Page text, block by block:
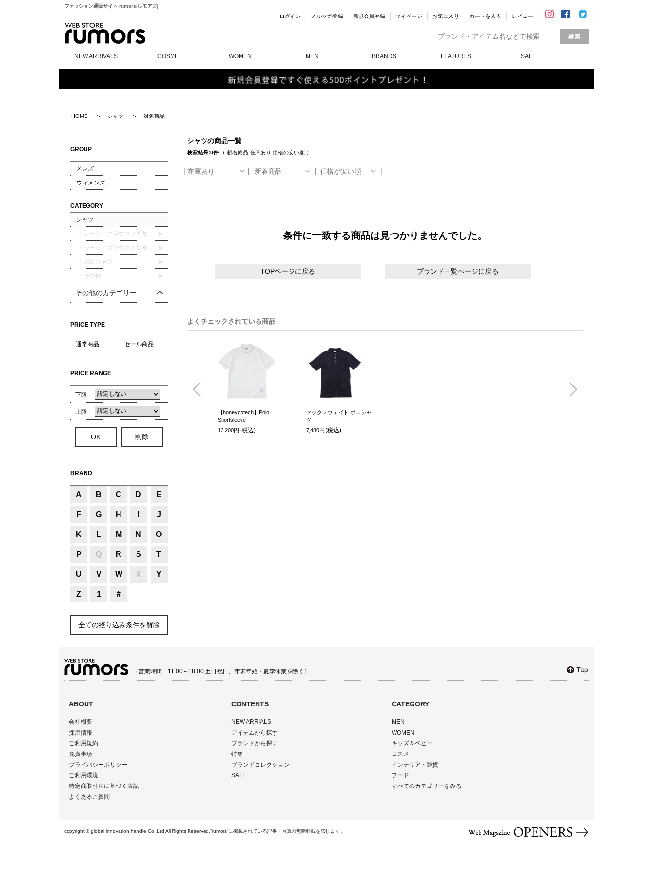
ファッション通販サイト rumors(ルモアズ)
ログイン メルマガ登録 新規会員登録 マイページ お気に入り カートをみる レビュー
NEW ARRIVALS COSME WOMEN MEN BRANDS FEATURES SALE
HOME シャツ 対象商品
GROUP
メンズ
ウィメンズ
CATEGORY
シャツ
・シャツ・ブラウス／半袖
・シャツ・ブラウス／長袖
・ポロシャツ
・その他
その他のカテゴリー
PRICE TYPE
通常商品 セール商品
PRICE RANGE
下限
上限
BRAND
A B C D E
F G H J
K L M N O
P Q R S T
U V W X Y
Z 1 #
全ての絞り込み条件を解除
シャツの商品一覧
検索結果:0件（ 新着商品 在庫あり 価格の安い順）
在庫あり 新着商品 価格が安い順
条件に一致する商品は見つかりませんでした。
TOPページに戻る ブランド一覧ページに戻る
よくチェックされている商品
【honeycotech】Polo
Shortsleeve
13,200円 (税込)
マックスウェイト ポロシャ
ツ
7,480円 (税込)
（営業時間 11:00～18:00 土日祝日、年末年始・夏季休業を除く）
ABOUT
会社概要
採用情報
ご利用規約
免責事項
プライバシーポリシー
ご利用環境
特定商取引法に基づく表記
よくあるご質問
CONTENTS
NEW ARRIALS
アイテムから探す
ブランドから探す
特集
ブランドコレクション
SALE
CATEGORY
MEN
WOMEN
キッズ＆ベビー
コスメ
インテリア・雑貨
フード
すべてのカテゴリーをみる
copyright © global innovation handle Co.,Ltd All Rights Reserved.“rumors”に掲載されている記事・写真の無断転載を禁じます。